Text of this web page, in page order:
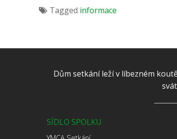
Tagged informace
Dům setkání leží v líbezném
SÍDLO SPOLKU